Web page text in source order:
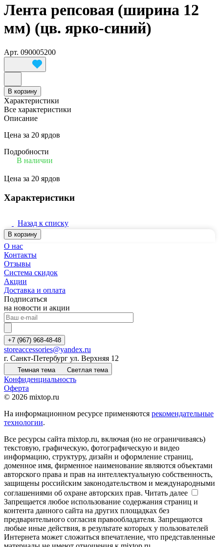
Лента репсовая (ширина 12
мм) (цв. ярко-синий)
Арт. 090005200
В корзину
Характеристики
Все характеристики
Описание
Цена за 20 ярдов
Подробности
В наличии
Цена за 20 ярдов
Характеристики
Назад к списку
В корзину
О нас
Контакты
Отзывы
Система скидок
Акции
Доставка и оплата
Подписаться
на новости и акции
+7 (967) 968-48-48
storeaccessories@yandex.ru
г. Санкт-Петербург ул. Верхняя 12
Темная тема Светлая тема
Конфиденциальность
Оферта
© 2026 mixtop.ru
На информационном ресурсе применяются рекомендательные
технологии.
Все ресурсы сайта mixtop.ru, включая (но не ограничиваясь)
текстовую, графическую, фотографическую и видео
информацию, структуру, дизайн и оформление страниц,
доменное имя, фирменное наименование являются объектами
авторского права и прав на интеллектуальную собственность,
защищены российским законодательством и международными
соглашениями об охране авторских прав. Читать далее
Запрещается любое использование содержания страниц и
контента данного сайта на других площадках без
предварительного согласия правообладателя. Запрещаются
любые иные действия, в результате которых у пользователей
Интернета может сложиться впечатление, что представленные